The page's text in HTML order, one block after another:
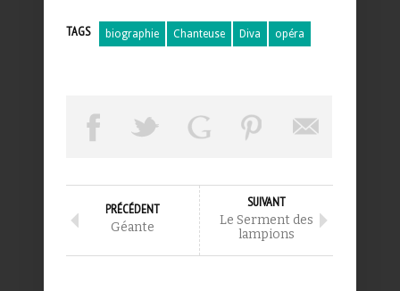
TAGS biographie Chanteuse Diva opéra
PRÉCÉDENT
Géante
SUIVANT
Le Serment des
lampions